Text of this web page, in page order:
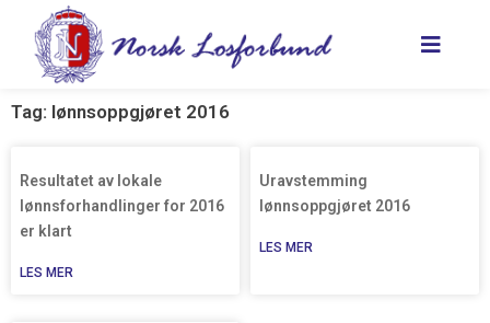
innholdet
Tag: lønnsoppgjøret 2016
Resultatet av lokale
lønnsforhandlinger for 2016
er klart
LES MER
Uravstemming
lønnsoppgjøret 2016
LES MER